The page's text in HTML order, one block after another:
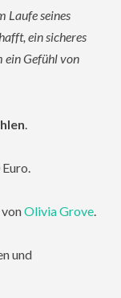
Laufe seines
ein sicheres
ein Gefühl von
Olivia Grove.
und